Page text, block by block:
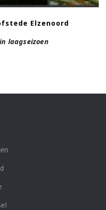
Elzenoord
laagseizoen